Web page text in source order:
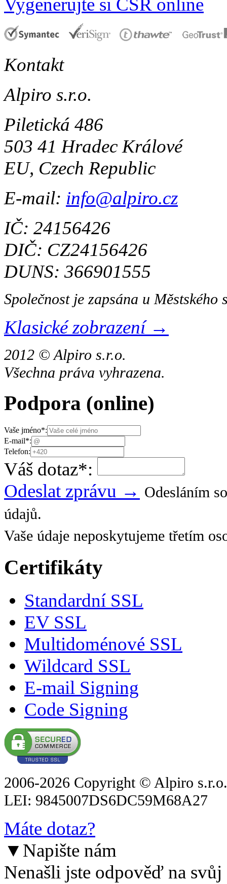
Kontakt
Alpiro s.r.o.
Piletická 486
503 41 Hradec Králové
EU, Czech Republic
E-mail: info@alpiro.cz
IČ: 24156426
DIČ: CZ24156426
DUNS: 366901555
Společnost je zapsána u
Klasické zobrazení →
2012 © Alpiro s.r.o.
Všechna práva vyhrazena.
Podpora (online)
Vaše jméno*:
E-mail*:
Telefon:
Váš dotaz*:
Odeslat zprávu → Odesláním
údajů.
Vaše údaje neposkytujeme třetím
Certifikáty
Standardní SSL
EV SSL
Multidoménové SSL
Wildcard SSL
E-mail Signing
Code Signing
2006-2026 Copyright © Alpiro
LEI: 9845007DS6DC59M68A27
Máte dotaz?
▼ Napište nám
Nenašli jste odpověď na